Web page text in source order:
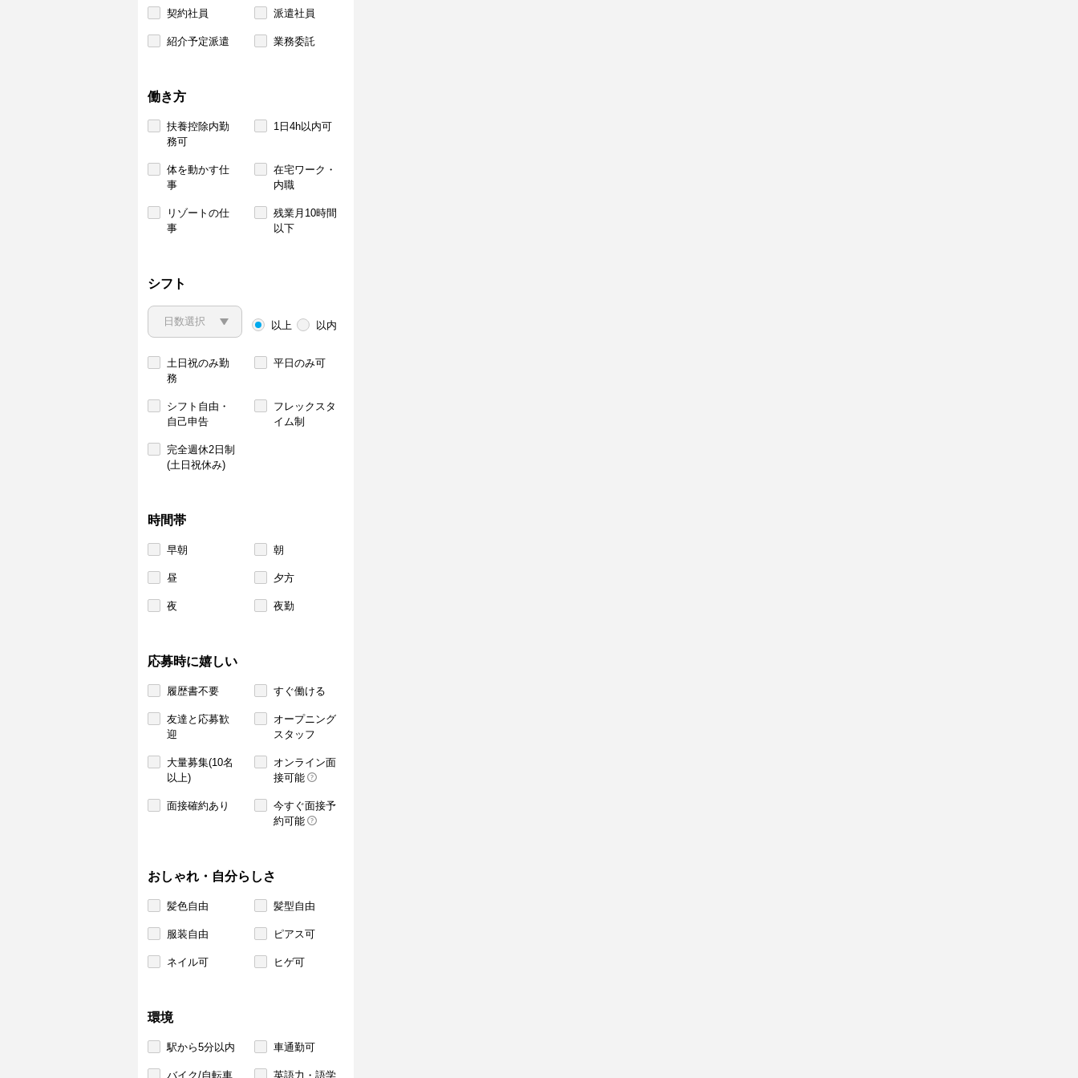
契約社員 派遣社員
紹介予定派遣 業務委託
働き方
扶養控除内勤
務可
1日4h以内可
体を動かす仕
事
在宅ワーク・
内職
リゾートの仕
事
残業月10時間
以下
シフト
以上 以内
土日祝のみ勤
務
平日のみ可
シフト自由・
自己申告
フレックスタ
イム制
完全週休2日制
(土日祝休み)
時間帯
早朝 朝
昼 夕方
夜 夜勤
応募時に嬉しい
履歴書不要 すぐ働ける
友達と応募歓
迎
オープニング
スタッフ
大量募集(10名
以上)
オンライン面
接可能
面接確約あり
今すぐ面接予
約可能
おしゃれ・自分らしさ
髪色自由 髪型自由
服装自由 ピアス可
ネイル可 ヒゲ可
環境
駅から5分以内 車通勤可
バイク/自転車 英語力・語学